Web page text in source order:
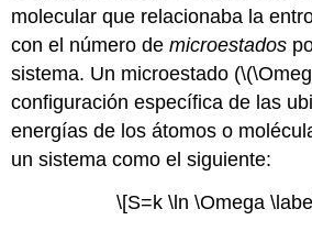
molecular que relacionaba la
con el número demicroestados
sistema. Un microestado
configuración específica de las
energías de los átomos o
un sistema como el siguiente:
\[S=k \ln \Omega